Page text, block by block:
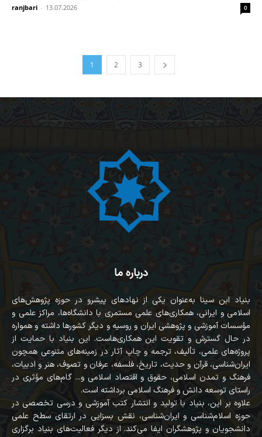
ranjbari - 13.07.2026 0
1 2 3
درباره ما
بنیاد ابن سینا به‌عنوان یکی از نهادهای پیشرو در حوزه پژوهش‌های
اسلامی و ایرانی، همکاری‌های علمی مستمری با دانشگاه‌ها، مراکز علمی و
مؤسسات آموزشی و پژوهشی ایران و روسیه و دیگر کشورها داشته و همواره
در حال گسترش و تقویت این همکاری‌هاست. این بنیاد با حمایت از
پروژه‌های علمی، تألیف، ترجمه و چاپ آثار در زمینه‌های متنوعی همچون
ایران‌شناسی، قرآن‌ و حدیث، تاریخ، فلسفه، عرفان و تصوف، هنر و ادبیات،
فرهنگ و تمدن اسلامی، حقوق و اقتصاد اسلامی و... گام‌های مؤثری در
راستای توسعه دانش و فرهنگ اسلامی برداشته است.
علاوه بر این، بنیاد با تولید و انتشار کتب آموزشی و درسی تخصصی در
حوزه اسلام‌شناسی و ایران‌شناسی، نقش بسزایی در ارتقای سطح علمی
دانشجویان و پژوهشگران ایفا می‌کند. از دیگر فعالیت‌های بنیاد برگزاری